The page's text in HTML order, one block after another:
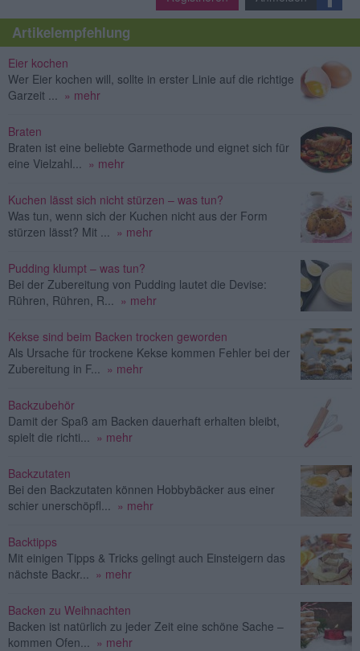
Artikelempfehlung
Eier kochen
Wer Eier kochen will, sollte in erster Linie auf die richtige
Garzeit ...
» mehr
Braten
Braten ist eine beliebte Garmethode und eignet sich für
eine Vielzahl...
» mehr
Kuchen lässt sich nicht stürzen – was tun?
Was tun, wenn sich der Kuchen nicht aus der Form
stürzen lässt? Mit ...
» mehr
Pudding klumpt – was tun?
Bei der Zubereitung von Pudding lautet die Devise:
Rühren, Rühren, R...
» mehr
Kekse sind beim Backen trocken geworden
Als Ursache für trockene Kekse kommen Fehler bei der
Zubereitung in F...
» mehr
Backzubehör
Damit der Spaß am Backen dauerhaft erhalten bleibt,
spielt die richti...
» mehr
Backzutaten
Bei den Backzutaten können Hobbybäcker aus einer
schier unerschöpfl...
» mehr
Backtipps
Mit einigen Tipps & Tricks gelingt auch Einsteigern das
nächste Backr...
» mehr
Backen zu Weihnachten
Backen ist natürlich zu jeder Zeit eine schöne Sache –
kommen Ofen...
» mehr